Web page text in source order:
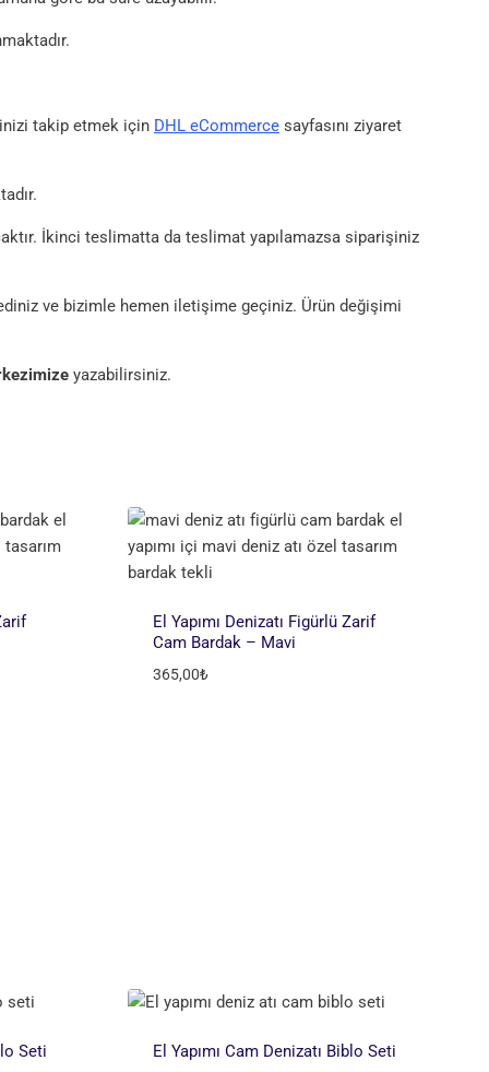
takip etmek için DHL eCommerce sayfasını ziyaret
İkinci teslimatta da teslimat yapılamazsa siparişiniz
ve bizimle hemen iletişime geçiniz. Ürün değişimi
yazabilirsiniz.
El Yapımı Denizatı Figürlü Zarif
Cam Bardak – Mavi
365,00₺
Seti
El Yapımı Cam Denizatı Biblo Seti